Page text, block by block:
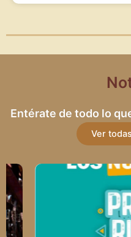
Entérate de todo lo
Ver